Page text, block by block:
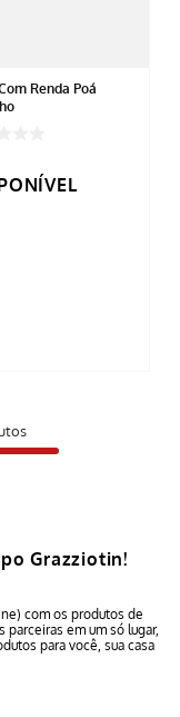
Renda Poá
Grazziotin!
com os produtos de
parceiras em um só lugar,
para você, sua casa